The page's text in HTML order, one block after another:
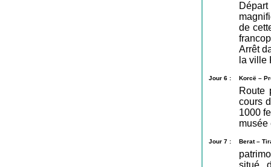
de
Arrêt
la ville
Jour 6 : Korcë –
Route
cours
1000
musée
Jour 7 : Berat –
situé